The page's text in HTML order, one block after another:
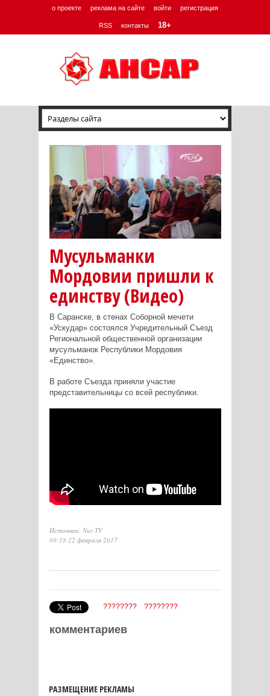
о проекте реклама на сайте войти регистрация
RSS контакты 18+
Мусульманки
Мордовии пришли к
единству (Видео)
В Саранске, в стенах Соборной мечети
«Ускудар» состоялся Учредительный Съезд
Региональной общественной организации
мусульманок Республики Мордовия
«Единство».
В работе Съезда приняли участие
представительницы со всей республики.
Источник: Nur TV
09:18 22 февраля 2017
???????? ????????
комментариев
РАЗМЕЩЕНИЕ РЕКЛАМЫ